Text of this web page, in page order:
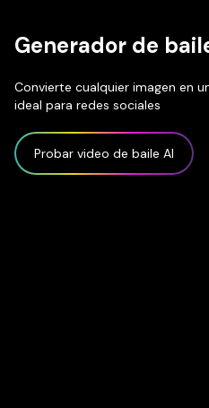
Generador de
Convierte cualquier imagen en
ideal para redes sociales
Probar video de baile AI